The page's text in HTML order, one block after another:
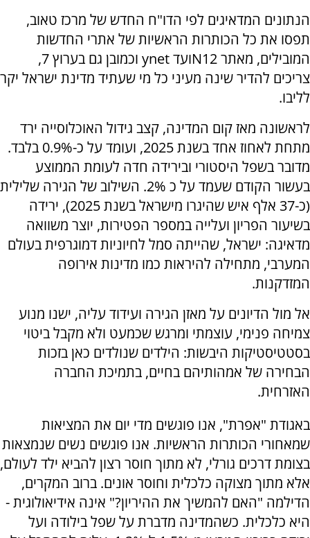
הנתונים המדאיגים לפי הדו"ח החדש של מרכז טאוב,
תפסו את כל הכותרות הראשיות של אתרי החדשות
המובילים, מאתרN12ועדynet
וכמובן גם בערוץ 7,
צריכים להדיר שינה מעיני כל מי שעתיד מדינת ישראל יקר
לליבו.
לראשונה מאז קום המדינה, קצב גידול האוכלוסייה ירד
מתחת לאחוז אחד בשנת 2025, ועומד על כ-0.9% בלבד.
מדובר בשפל היסטורי ובירידה חדה לעומת הממוצע
בעשור הקודם שעמד על כ 2%. השילוב של הגירה שלילית
(כ-37 אלף איש שהיגרו מישראל בשנת 2025), ירידה
בשיעור הפריון ועלייה במספר הפטירות, יוצר משוואה
מדאיגה: ישראל, שהייתה סמל לחיוניות דמוגרפית בעולם
המערבי, מתחילה להיראות כמו מדינות אירופה
המזדקנות.
אל מול הדיונים על מאזן הגירה ועידוד עליה, ישנו מנוע
צמיחה פנימי, עוצמתי ומרגש שכמעט ולא מקבל ביטוי
בסטטיסטיקות היבשות: הילדים שנולדים כאן בזכות
הבחירה של אמהותיהם בחיים, בתמיכת החברה
האזרחית.
באגודת "אפרת", אנו פוגשים מדי יום את המציאות
שמאחורי הכותרות הראשיות. אנו פוגשים נשים שנמצאות
בצומת דרכים גורלי, לא מתוך חוסר רצון להביא ילד לעולם,
אלא מתוך מצוקה כלכלית וחוסר אונים. ברוב המקרים,
הדילמה "האם להמשיך את ההיריון?" אינה אידיאולוגית -
היא כלכלית. כשהמדינה מדברת על שפל בילודה ועל